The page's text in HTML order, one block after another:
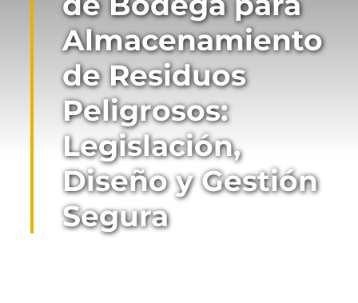
Almacenamiento
de Residuos
Peligrosos:
Legislación,
Diseño y Gestión
Segura